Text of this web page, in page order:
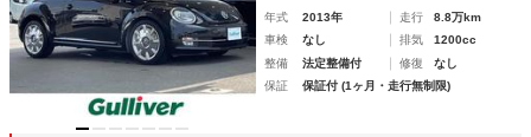
年式 2013年 走行
8.8万km
車検
なし 排気
1200cc
整備
法定整備付 修復
なし
保証
保証付 (1ヶ月・走行無制限)